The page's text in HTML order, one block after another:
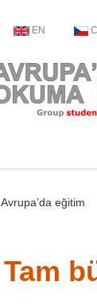
EN
Avrupa’da eğitim
Tam